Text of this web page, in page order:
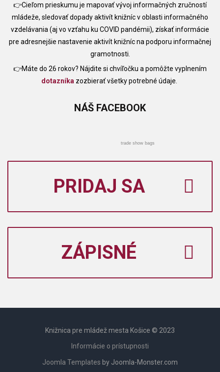
👉Cieľom prieskumu je mapovať vývoj informačných zručností
mládeže, sledovať dopady aktivít knižníc v oblasti informačného
vzdelávania (aj vo vzťahu ku COVID pandémii), získať informácie
pre adresnejšie nastavenie aktivít knižníc na podporu informačnej
gramotnosti.
👉Máte do 26 rokov? Nájdite si chvíľočku a pomôžte vyplnením
dotazníka zozbierať všetky potrebné údaje.
NÁŠ FACEBOOK
trade show bags
PRIDAJ SA
ZÁPISNÉ
Knižnica pre mládež mesta Košice © 2023
Informácie o prístupnosti
Joomla Templates by Joomla-Monster.com